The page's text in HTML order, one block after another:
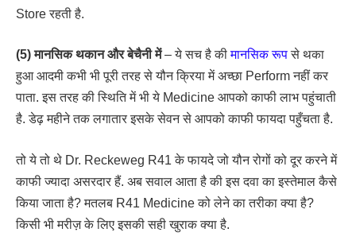
Store रहती है.
(5) मानसिक थकान और बेचैनी में– ये सच है कीमानसिक रूपसे थका
हुआ आदमी कभी भी पूरी तरह से यौन क्रिया में अच्छा Perform नहीं कर
पाता. इस तरह की स्थिति में भी ये Medicine आपको काफी लाभ पहुंचाती
है. डेढ़ महीने तक लगातार इसके सेवन से आपको काफी फायदा पहुँचता है.
तो ये तो थे Dr. Reckeweg R41 के फायदे जो यौन रोगों को दूर करने में
काफी ज्यादा असरदार हैं. अब सवाल आता है की इस दवा का इस्तेमाल कैसे
किया जाता है? मतलब R41 Medicine को लेने का तरीका क्या है?
किसी भी मरीज़ के लिए इसकी सही खुराक क्या है.